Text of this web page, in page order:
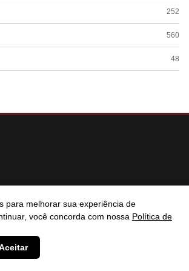
para melhorar sua experiência de
você concorda com nossa Política de
252
560
48